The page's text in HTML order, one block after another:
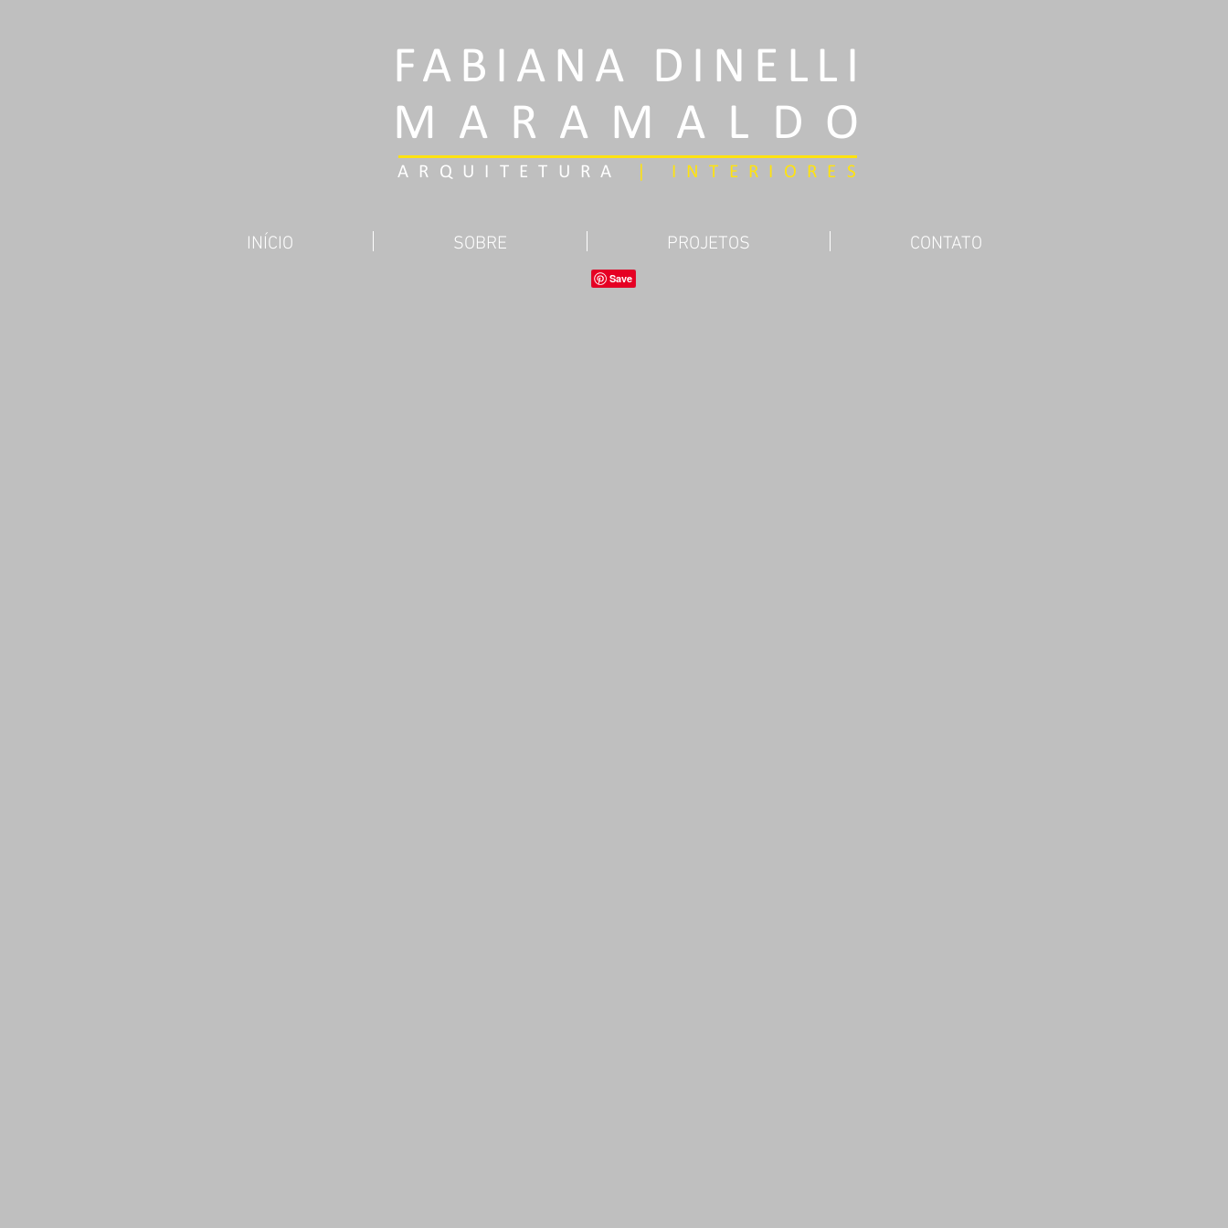
ARQUITETURA | INTERIORES
FABIANA DINELLI
MARAMALDO
INÍCIO SOBRE PROJETOS CONTATO